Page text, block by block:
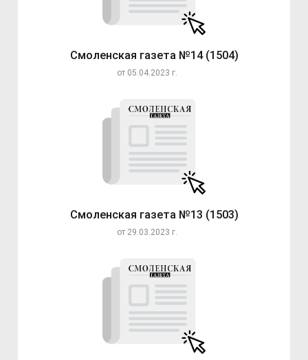
Смоленская газета №14 (1504)
от 05.04.2023 г.
Смоленская газета №13 (1503)
от 29.03.2023 г.